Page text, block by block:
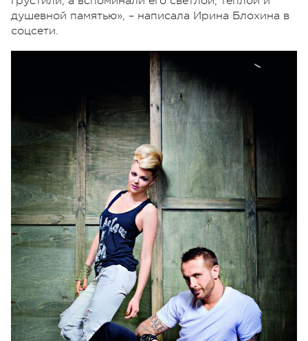
душевной памятью», – написала Ирина Блохина в
соцсети.